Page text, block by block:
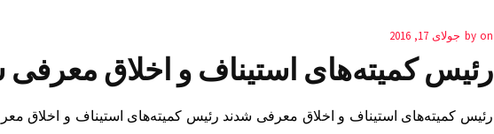
by on جولای 17, 2016
رئیس کمیته‌های استیناف و اخلاق معرفی
رئیس کمیته‌های استیناف و اخلاق معرفی شدند رئیس کمیته‌های استیناف و اخلاق